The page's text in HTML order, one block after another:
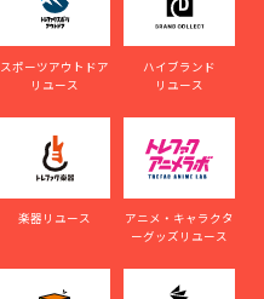
スポーツアウトドア
リユース
ハイブランド
リユース
楽器リユース
アニメ・キャラクタ
ーグッズリユース